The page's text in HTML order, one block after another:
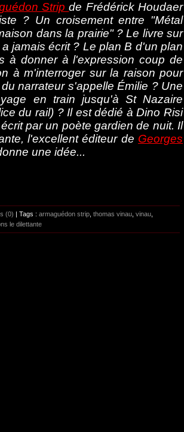
Stripde Frédérick Houdaer
? Un croisement entre "Métal
dans la prairie" ? Le livre sur
jamais écrit ? Le plan B d'un plan
à donner à l'expression coup de
à m'interroger sur la raison pour
narrateur s'appelle Émilie ? Une
en train jusqu'à St Nazaire
du rail) ? Il est dédié à Dino Risi
par un poète gardien de nuit. Il
l'excellent éditeur de Georges
une idée...
(0) | Tags : armaguédon strip, thomas vinau, vinau,
le dilettante